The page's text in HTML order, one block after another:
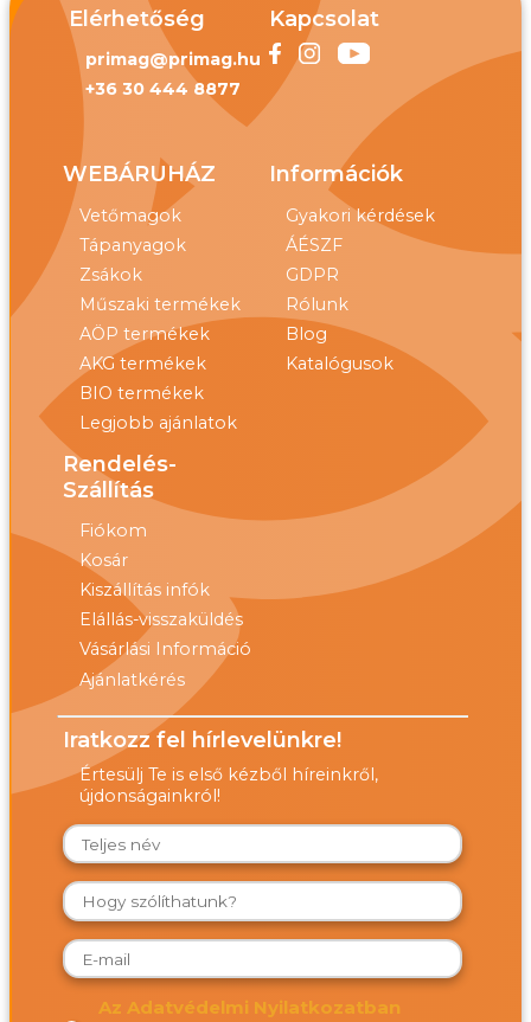
Elérhetőség
primag@primag.hu
+36 30 444 8877
Kapcsolat
WEBÁRUHÁZ
Vetőmagok
Tápanyagok
Zsákok
Műszaki termékek
AÖP termékek
AKG termékek
BIO termékek
Legjobb ajánlatok
Információk
Gyakori kérdések
ÁÉSZF
GDPR
Rólunk
Blog
Katalógusok
Rendelés-
Szállítás
Fiókom
Kosár
Kiszállítás infók
Elállás-visszaküldés
Vásárlási Információ
Ajánlatkérés
Iratkozz fel hírlevelünkre!
Értesülj Te is első kézből híreinkről,
újdonságainkról!
Az Adatvédelmi Nyilatkozatban